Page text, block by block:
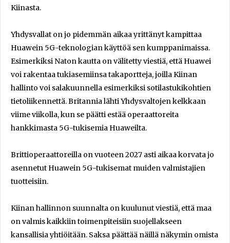
Kiinasta.
Yhdysvallat on jo pidemmän aikaa yrittänyt kampittaa
Huawein 5G-teknologian käyttöä sen kumppanimaissa.
Esimerkiksi Naton kautta on välitetty viestiä, että Huawei
voi rakentaa tukiasemiinsa takaportteja, joilla Kiinan
hallinto voi salakuunnella esimerkiksi sotilastukikohtien
tietoliikennettä. Britannia lähti Yhdysvaltojen kelkkaan
viime viikolla, kun se päätti estää operaattoreita
hankkimasta 5G-tukisemia Huaweilta.
Brittioperaattoreilla on vuoteen 2027 asti aikaa korvata jo
asennetut Huawein 5G-tukisemat muiden valmistajien
tuotteisiin.
Kiinan hallinnon suunnalta on kuulunut viestiä, että maa
on valmis kaikkiin toimenpiteisiin suojellakseen
kansallisia yhtiöitään. Saksa päättää näillä näkymin omista